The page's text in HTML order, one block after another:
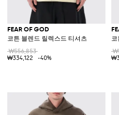
FEAR OF GOD
코튼 블렌드 릴렉스드 티셔츠
₩556,853
₩334,122
-40%